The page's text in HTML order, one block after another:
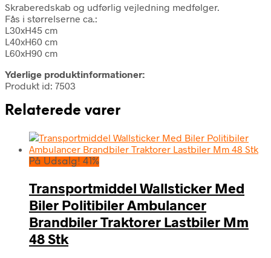
Skraberedskab og udførlig vejledning medfølger.
Fås i størrelserne ca.:
L30xH45 cm
L40xH60 cm
L60xH90 cm
Yderlige produktinformationer:
Produkt id: 7503
Relaterede varer
På Udsalg! 41%
Transportmiddel Wallsticker Med
Biler Politibiler Ambulancer
Brandbiler Traktorer Lastbiler Mm
48 Stk